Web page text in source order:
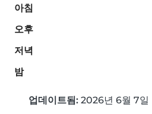
아침
오후
저녁
밤
업데이트됨: 2026년 6월 7일